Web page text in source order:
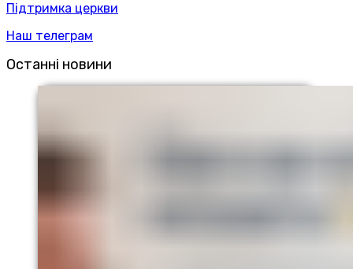
Підтримка церкви
Наш телеграм
Останні новини